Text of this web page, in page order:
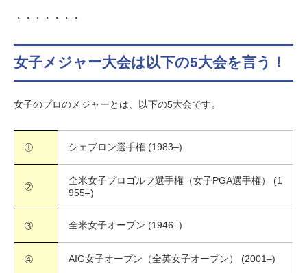
・・・・・・・
女子メジャー大会は以下の5大会を言う！
女子のプロのメジャーとは、以下の5大会です。
➀ シェブロン選手権 (1983–)
➁
全米女子プロゴルフ選手権（女子PGA選手権） (1
955–)
➂ 全米女子オープン (1946–)
➃ AIG女子オープン（全英女子オープン） (2001–)